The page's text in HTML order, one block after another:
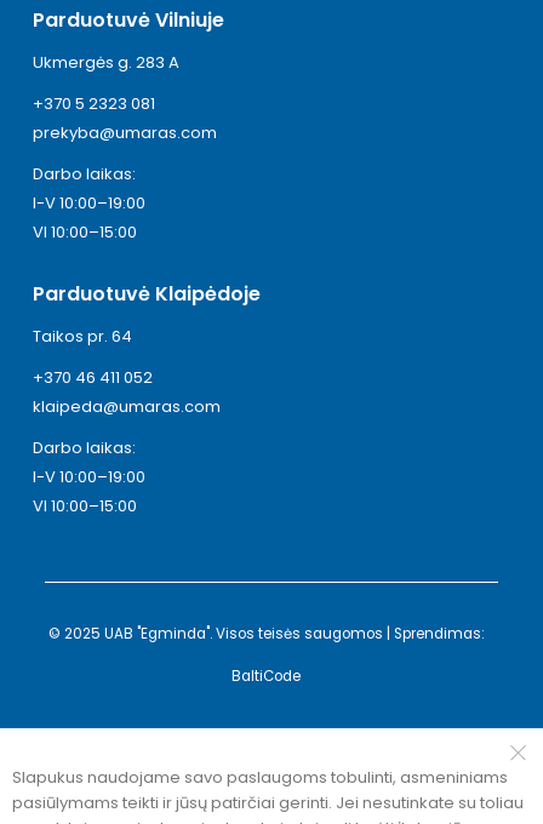
Parduotuvė Vilniuje
Ukmergės g. 283 A
+370 5 2323 081
prekyba@umaras.com
Darbo laikas:
I-V 10:00–19:00
VI 10:00–15:00
Parduotuvė Klaipėdoje
Taikos pr. 64
+370 46 411 052
klaipeda@umaras.com
Darbo laikas:
I-V 10:00–19:00
VI 10:00–15:00
© 2025 UAB "Egminda". Visos teisės saugomos | Sprendimas:
BaltiCode
Slapukus naudojame savo paslaugoms tobulinti, asmeniniams
pasiūlymams teikti ir jūsų patirčiai gerinti. Jei nesutinkate su toliau